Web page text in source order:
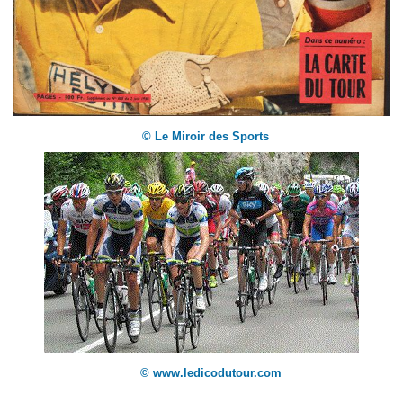
© Le Miroir des Sports
© www.ledicodutour.com